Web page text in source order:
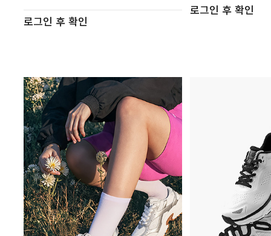
로그인 후 확인
로그인 후 확인